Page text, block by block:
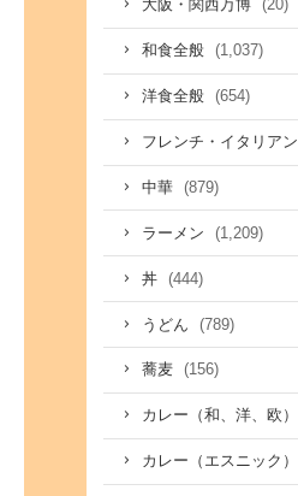
大阪・関西万博 (20)
和食全般 (1,037)
洋食全般 (654)
フレンチ・イタリアン
中華 (879)
ラーメン (1,209)
丼 (444)
うどん (789)
蕎麦 (156)
カレー（和、洋、欧）
カレー（エスニック）